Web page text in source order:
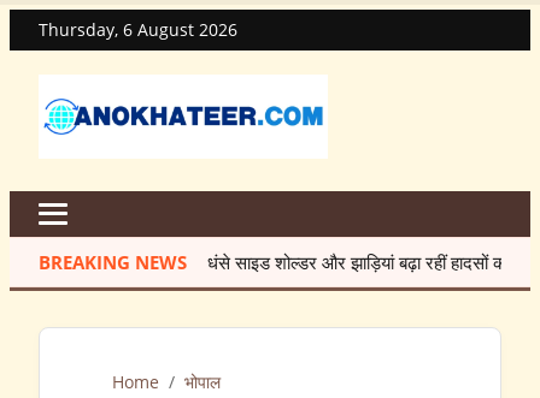
Thursday, 6 August 2026
BREAKING NEWSधंसे साइड शोल्डर और झाड़ियां बढ़ा रहीं हादसों का खतरा ★
Home / भोपाल